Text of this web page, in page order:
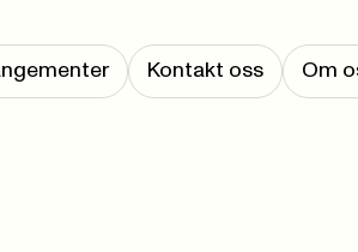
Kontakt oss Om